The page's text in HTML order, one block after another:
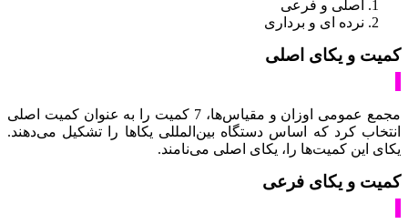
اصلی و فرعی
نرده ای و برداری
کمیت و یکای اصلی
مجمع عمومی اوزان و مقیاس‌ها، 7 کمیت را به عنوان کمیت اصلی
انتخاب کرد که اساس دستگاه بین‌المللی یکاها را تشکیل می‌دهند.
یکای این کمیت‌ها را، یکای اصلی می‌نامند.
کمیت و یکای فرعی